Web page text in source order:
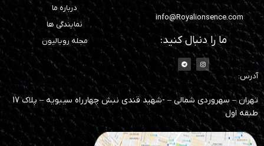
info@Royalionsence.com
ما را دنبال کنید:
درباره ما
نمایندگی ها
مجله رویالیون
آدرس:
تهران – سهروردی شمالی – -شهید قندی نبش چهارراه سیبویه – پلاک 17
طبقه اول